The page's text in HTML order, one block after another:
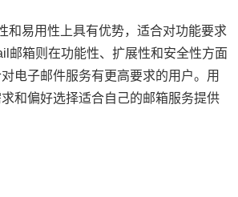
和易用性上具有优势，适合对功能要求
邮箱则在功能性、扩展性和安全性方面
电子邮件服务有更高要求的用户。用
和偏好选择适合自己的邮箱服务提供